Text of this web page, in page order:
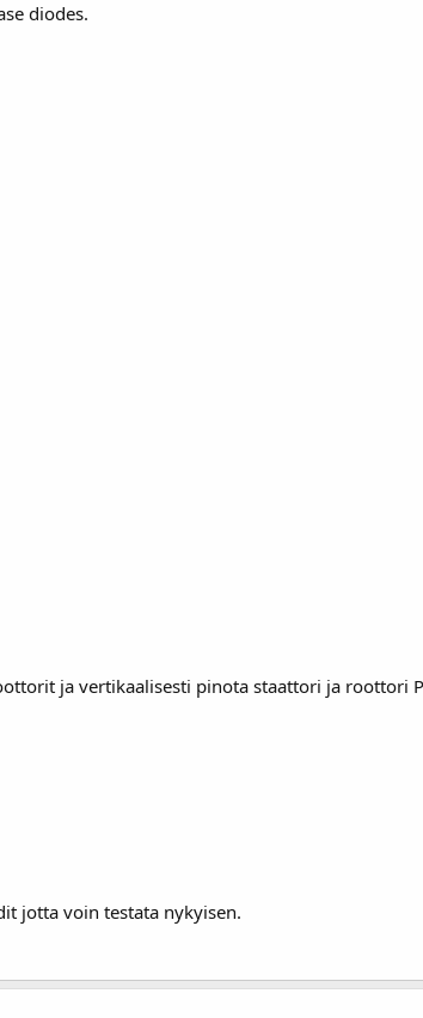
diodes.
ja vertikaalisesti pinota staattori ja roottori
jotta voin testata nykyisen.